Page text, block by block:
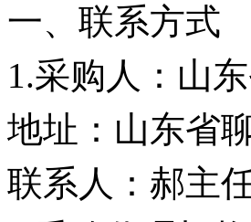
一、联系方式
1.采购人： 山
地址： 山东省
联系人： 郝